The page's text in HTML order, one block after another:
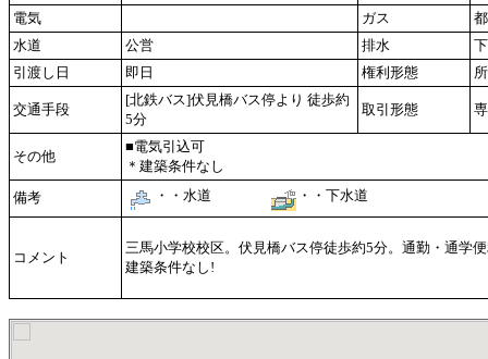
電気
ガス
水道
公営 排水
引渡し日
即日 権利形態
交通手段
[北鉄バス]伏見橋バス停より 徒歩約
5分
取引形態
その他
■電気引込可
＊建築条件なし
備考
・・水道 ・・下水道
コメント
三馬小学校校区。伏見橋バス停徒歩約5分。通勤・通学
建築条件なし!